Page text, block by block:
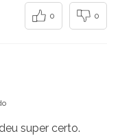
0 0
super certo.